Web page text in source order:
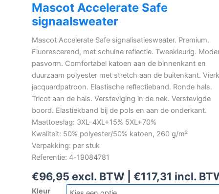
Mascot Accelerate Safe
signaalsweater
Mascot Accelerate Safe signalisatiesweater. Premium.
Fluorescerend, met schuine reflectie. Tweekleurig.
pasvorm. Comfortabel katoen aan de binnenkant en
duurzaam polyester met stretch aan de buitenkant.
jacquardpatroon. Elastische reflectieband. Ronde hals.
Tricot aan de hals. Versteviging in de nek. Verstevigde
boord. Elastiekband bij de pols en aan de onderkant.
Maattoeslag: 3XL-4XL+15% 5XL+70%
Kwaliteit: 50% polyester/50% katoen, 260 g/m²
Verpakking: per stuk
Referentie: 4-19084781
€96,95 excl. BTW | €117,31 incl.
Kleur